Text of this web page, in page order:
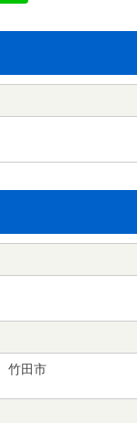
竹田市